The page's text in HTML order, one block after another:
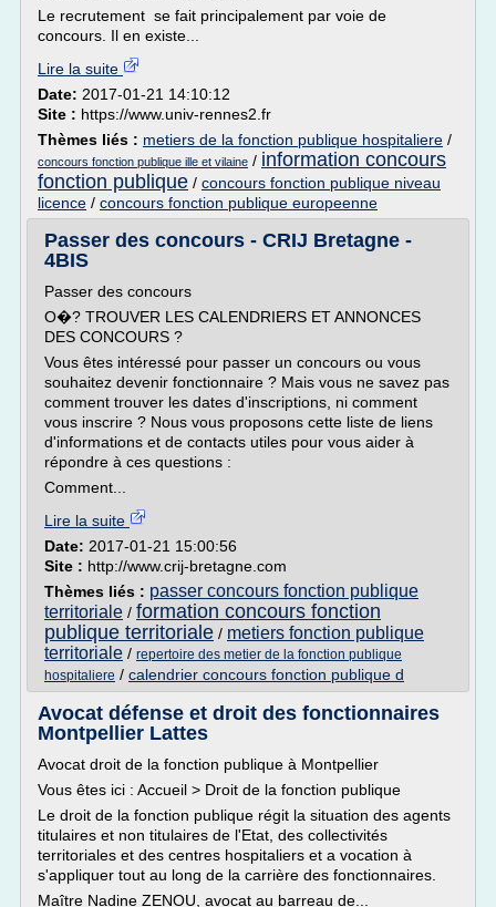
Le recrutement se fait principalement par voie de
concours. Il en existe...
Lire la suite
Date: 2017-01-21 14:10:12
Site : https://www.univ-rennes2.fr
Thèmes liés : metiers de la fonction publique hospitaliere /
concours fonction publique ille et vilaine / information concours
fonction publique / concours fonction publique niveau
licence / concours fonction publique europeenne
Passer des concours - CRIJ Bretagne -
4BIS
Passer des concours
O�? TROUVER LES CALENDRIERS ET ANNONCES
DES CONCOURS ?
Vous êtes intéressé pour passer un concours ou vous
souhaitez devenir fonctionnaire ? Mais vous ne savez pas
comment trouver les dates d'inscriptions, ni comment
vous inscrire ? Nous vous proposons cette liste de liens
d'informations et de contacts utiles pour vous aider à
répondre à ces questions :
Comment...
Lire la suite
Date: 2017-01-21 15:00:56
Site : http://www.crij-bretagne.com
Thèmes liés : passer concours fonction publique
territoriale / formation concours fonction
publique territoriale / metiers fonction publique
territoriale / repertoire des metier de la fonction publique
hospitaliere / calendrier concours fonction publique d
Avocat défense et droit des fonctionnaires
Montpellier Lattes
Avocat droit de la fonction publique à Montpellier
Vous êtes ici : Accueil > Droit de la fonction publique
Le droit de la fonction publique régit la situation des agents
titulaires et non titulaires de l'Etat, des collectivités
territoriales et des centres hospitaliers et a vocation à
s'appliquer tout au long de la carrière des fonctionnaires.
Maître Nadine ZENOU, avocat au barreau de...